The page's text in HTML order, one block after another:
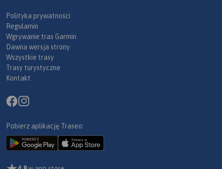
Polityka prywatności
Regulamin
Wgrywanie tras Garmin
Dawna wersja strony
Wszystkie trasy
Trasy turystyczne
Kontakt
Pobierz aplikację Traseo: